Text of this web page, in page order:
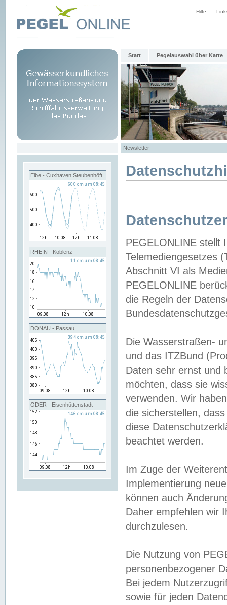
Hilfe
Start Pegelauswahl über Karte
Newsletter
Elbe - Cuxhaven Steubenhöft
RHEIN - Koblenz
DONAU - Passau
ODER - Eisenhüttenstadt
PEGELONLINE stellt
Telemediengesetzes
Abschnitt VI als
PEGELONLINE
die Regeln der
Die Wasserstraßen-
und das ITZBund
Daten sehr ernst und
möchten, dass sie
verwenden. Wir
die sicherstellen,
diese
beachtet werden.
Im Zuge der
Implementierung
können auch
Daher empfehlen wir
durchzulesen.
Die Nutzung von
personenbezogener
Bei jedem
sowie für jeden